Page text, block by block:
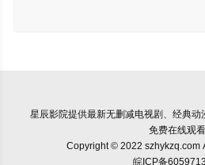
星辰影院提供最新无删减电视剧、经典
免费在线观看
Copyright © 2022 szhykzq.com
皖ICP备